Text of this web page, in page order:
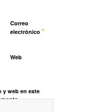
Correo
electrónico *
Web
y web en este